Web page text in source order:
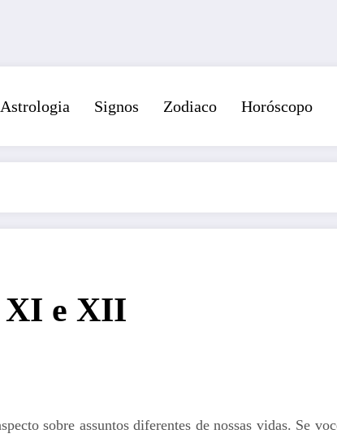
Astrologia Signos Zodiaco Horóscopo
XI e XII
sobre assuntos diferentes de nossas vidas. Se